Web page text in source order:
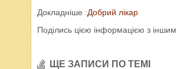
Докладніше :Добрий лікар
Поділись цією інформацією з
ЩЕ ЗАПИСИ ПО ТЕМІ